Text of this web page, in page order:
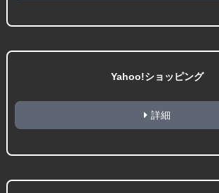
Yahoo!ショッピング
詳細